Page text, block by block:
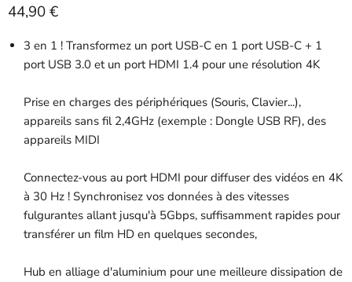
Prix actuel
44,90 €
3 en 1 ! Transformez un port USB-C en 1 port USB-C + 1
port USB 3.0 et un port HDMI 1.4 pour une résolution 4K
Prise en charges des périphériques (Souris, Clavier...),
appareils sans fil 2,4GHz (exemple : Dongle USB RF), des
appareils MIDI
Connectez-vous au port HDMI pour diffuser des vidéos en 4K
à 30 Hz ! Synchronisez vos données à des vitesses
fulgurantes allant jusqu'à 5Gbps, suffisamment rapides pour
transférer un film HD en quelques secondes,
Hub en alliage d'aluminium pour une meilleure dissipation de